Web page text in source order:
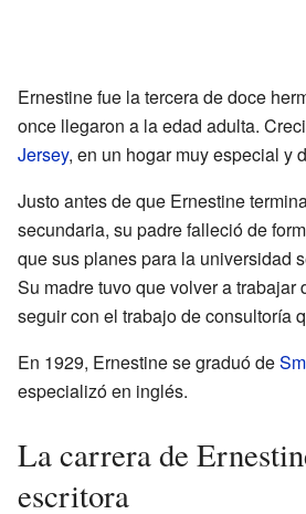
Ernestine fue la tercera de doce
once llegaron a la edad adulta.
Jersey, en un hogar muy especial y
Justo antes de que Ernestine
secundaria, su padre falleció de
que sus planes para la universidad
Su madre tuvo que volver a trabajar
seguir con el trabajo de consultoría
En 1929, Ernestine se graduó de
especializó en inglés.
La carrera de
escritora